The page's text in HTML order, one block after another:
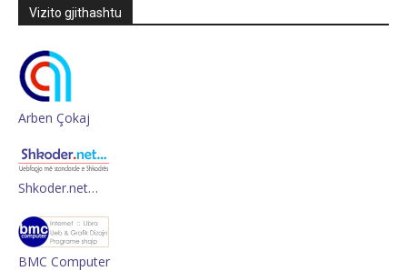
Vizito gjithashtu
Arben Çokaj
Shkoder.net…
BMC Computer